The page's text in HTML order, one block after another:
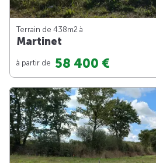
Terrain de 438m2 à
Martinet
à partir de 58 400 €